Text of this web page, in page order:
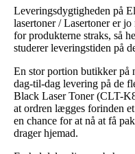
Leveringsdygtigheden på
lasertoner / Lasertoner er
for produkterne straks, så
studerer leveringstiden på
En stor portion butikker på
dag-til-dag levering på de
Black Laser Toner (CLT-
at ordren lægges forinden
en chance for at nå at få
drager hjemad.